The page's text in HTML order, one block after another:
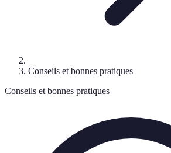
Conseils et bonnes pratiques
Conseils et bonnes pratiques